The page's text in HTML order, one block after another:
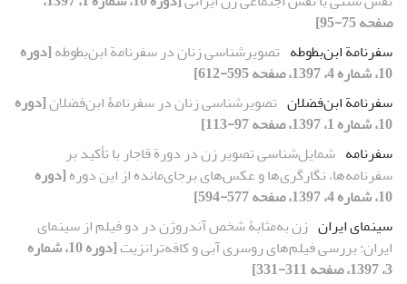
صفحه 75-95]
سفرنامة ابن‌بطوطه تصویرشناسی زنان در سفرنامة ابن‌بطوطه[دوره
10، شماره 4، 1397، صفحه 595-612]
سفرنامة ابن‌فضلان تصویرشناسی زنان در سفرنامۀ ابن‌فضلان[دوره
10، شماره 1، 1397، صفحه 97-113]
سفرنامه شمایل‌شناسی تصویر زن در دورة قاجار با تأکید بر
سفرنامه‌ها، نگارگری‌ها و عکس‌های برجای‌مانده از این دوره[دوره
10، شماره 4، 1397، صفحه 577-594]
سینمای ایران زن به‌مثابۀ شخص آندروژن در دو فیلم از سینمای
ایران: بررسی فیلم‌های روسری آبی و کافه‌ترانزیت
[دوره 10، شماره
3، 1397، صفحه 311-331]